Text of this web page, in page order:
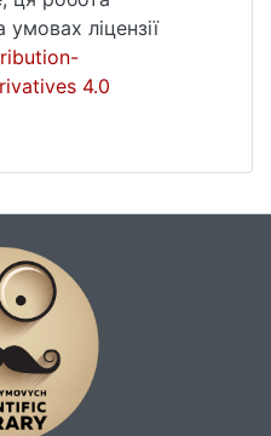
Шевченка в
самому стані
передачі.
останню
– опублікувати
ліцензії
4.0